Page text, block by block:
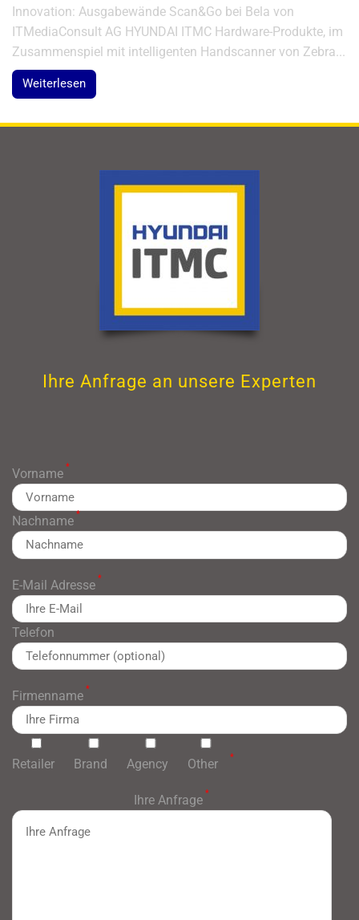
Innovation: Ausgabewände Scan&Go bei Bela von
ITMediaConsult AG HYUNDAI ITMC Hardware-Produkte, im
Zusammenspiel mit intelligenten Handscanner von Zebra...
Weiterlesen
Ihre Anfrage an unsere Experten
Vorname *
Nachname*
E-Mail Adresse *
Telefon
Firmenname *
Retailer Brand Agency Other *
Ihre Anfrage *